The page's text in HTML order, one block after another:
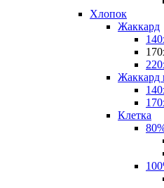
Хлопок
Жаккард
Жаккард
Клетка